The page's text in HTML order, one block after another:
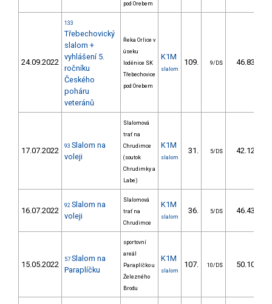
pod Orebem
24.09.2022
133
Třebechovický
slalom +
vyhlášení 5.
ročníku
Českého
poháru
veteránů
Řeka Orlice v
úseku
loděnice SK
Třebechovice
pod Orebem
K1M
slalom
109. 9/DS 46.83
17.07.2022 93 Slalom na
voleji
Slalomová
trať na
Chrudimce
(soutok
Chrudimky a
Labe)
K1M
slalom
31. 5/DS 42.12
16.07.2022
92 Slalom na
voleji
Slalomová
trať na
Chrudimce
K1M
slalom
36. 5/DS 46.43
15.05.2022
57 Slalom na
Paraplíčku
sportovní
areál
Paraplíčko u
Železného
Brodu
K1M
slalom
107. 10/DS 50.10